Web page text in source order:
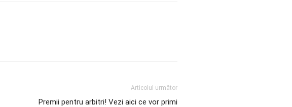
Articolul următor
Premii pentru arbitri! Vezi aici ce vor primi